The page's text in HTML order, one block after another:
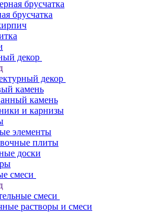
брусчатка
брусчатка
декор
декор
камень
камень
и карнизы
элементы
плиты
доски
смеси
смеси
растворы и смеси